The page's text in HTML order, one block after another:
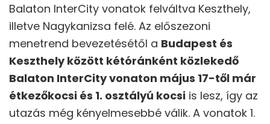
Balaton InterCity vonatok felváltva Keszthely,
illetve Nagykanizsa felé. Az előszezoni
menetrend bevezetésétől a Budapest és
Keszthely között kétóránként közlekedő
Balaton InterCity vonaton május 17-től már
étkezőkocsi és 1. osztályú kocsi is lesz, így az
utazás még kényelmesebbé válik. A vonatok 1.